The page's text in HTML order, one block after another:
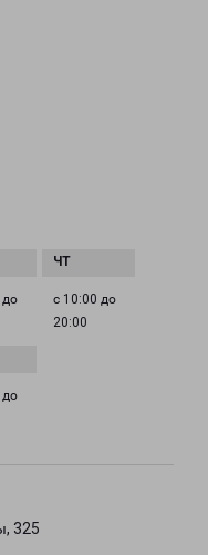
до
с 10:00 до
20:00
до
325